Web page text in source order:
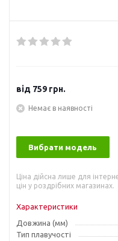
від 759 грн.
Немає в наявності
Вибрати модель
Ціна дійсна лише для
цін у роздрібних магазинах.
Характеристики
Довжина (мм)
Тип плавучості